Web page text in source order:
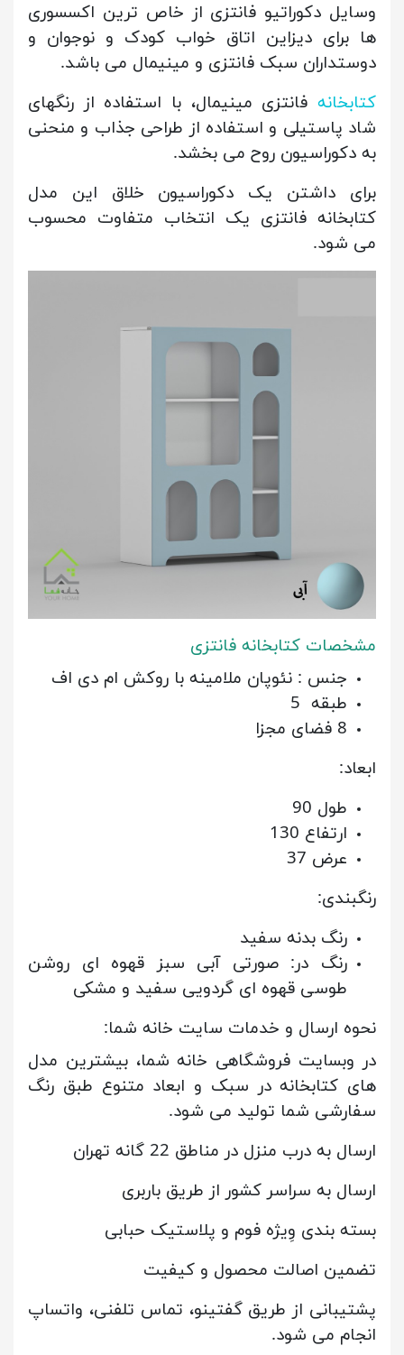
وسایل دکوراتیو فانتزی از خاص ترین اکسسوری
ها برای دیزاین اتاق خواب کودک و نوجوان و
دوستداران سبک فانتزی و مینیمال می باشد.
کتابخانه فانتزی مینیمال، با استفاده از رنگهای
شاد پاستیلی و استفاده از طراحی جذاب و منحنی
به دکوراسیون روح می بخشد.
برای داشتن یک دکوراسیون خلاق این مدل
کتابخانه فانتزی یک انتخاب متفاوت محسوب
می شود.
مشخصات کتابخانه فانتزی
جنس : نئوپان ملامینه با روکش ام دی اف
طبقه 5
8 فضای مجزا
ابعاد:
طول 90
ارتفاع 130
عرض 37
رنگبندی:
رنگ بدنه سفید
رنگ در: صورتی آبی سبز قهوه ای روشن
طوسی قهوه ای گردویی سفید و مشکی
نحوه ارسال و خدمات سایت خانه شما:
در وبسایت فروشگاهی خانه شما، بیشترین مدل
های کتابخانه در سبک و ابعاد متنوع طبق رنگ
سفارشی شما تولید می شود.
ارسال به درب منزل در مناطق 22 گانه تهران
ارسال به سراسر کشور از طریق باربری
بسته بندی وِیژه فوم و پلاستیک حبابی
تضمین اصالت محصول و کیفیت
پشتیبانی از طریق گفتینو، تماس تلفنی، واتساپ
انجام می شود.